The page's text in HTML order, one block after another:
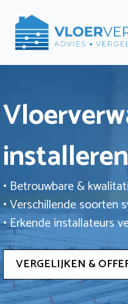
naar
installeren
• Betrouwbare &
• Verschillende soorten
• Erkende installateurs
VERGELIJKEN &